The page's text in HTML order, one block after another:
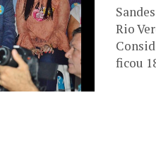
Rio
ficou